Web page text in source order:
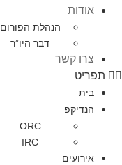
אודות
הנהלת הפורום
דבר היו”ר
צרו קשר
תפריט
בית
הנדיקפ
ORC
IRC
אירועים